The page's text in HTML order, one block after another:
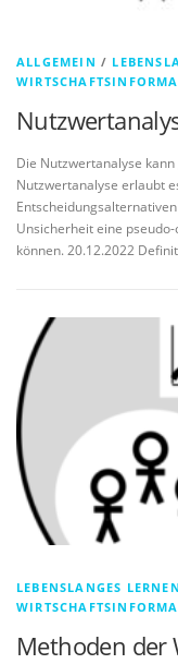
ALLGEMEIN /
Die Nutzwertanalyse
Nutzwertanalyse erlaubt
Unsicherheit eine
können. 20.12.2022
LEBENSLANGES LERNEN
Methoden der